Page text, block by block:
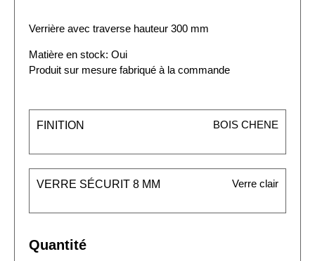
Verrière avec traverse hauteur 300 mm
Matière en stock: Oui
Produit sur mesure fabriqué à la commande
FINITION BOIS CHENE
VERRE SÉCURIT 8 MM Verre clair
Quantité